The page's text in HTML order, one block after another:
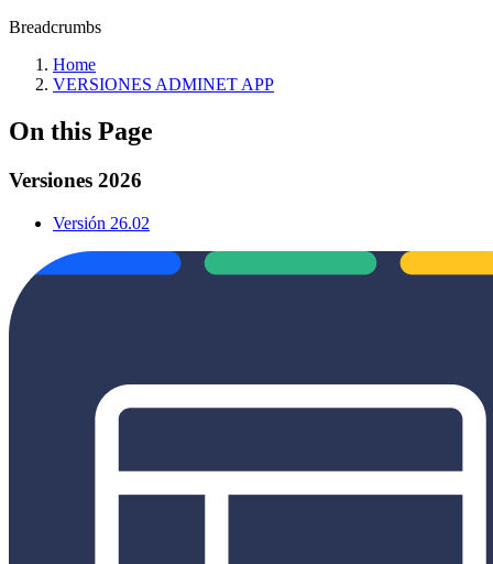
Breadcrumbs
Home
VERSIONES ADMINET APP
On this Page
Versiones 2026
Versión 26.02